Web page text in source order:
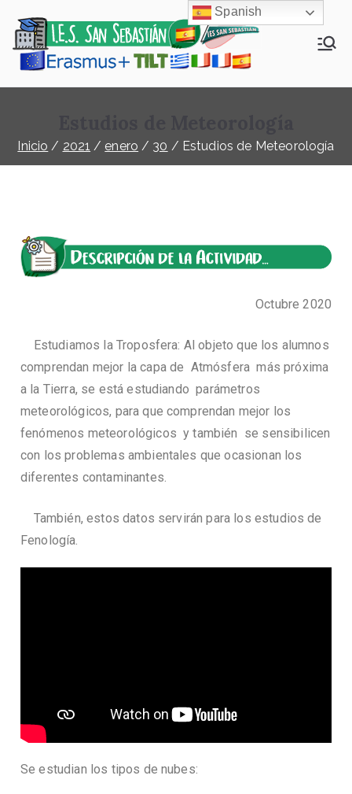
Eras
-TILT
Erasmus+-
Sebastián
Inicio 2021 enero 30 Estudios de Meteorología
Octubre 2020
Estudiamos la Troposfera: Al objeto que los alumnos
comprendan mejor la capa de Atmósfera más próxima
a la Tierra, se está estudiando parámetros
meteorológicos, para que comprendan mejor los
fenómenos meteorológicos y también se sensibilicen
con los problemas ambientales que ocasionan los
diferentes contaminantes.
También, estos datos servirán para los estudios de
Fenología.
Se estudian los tipos de nubes:
Spanish